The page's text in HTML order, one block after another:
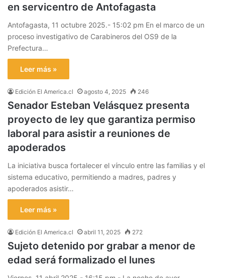
en servicentro de Antofagasta
Antofagasta, 11 octubre 2025.- 15:02 pm En el marco de un
proceso investigativo de Carabineros del OS9 de la
Prefectura…
Leer más »
Edición El America.cl agosto 4, 2025 246
Senador Esteban Velásquez presenta
proyecto de ley que garantiza permiso
laboral para asistir a reuniones de
apoderados
La iniciativa busca fortalecer el vínculo entre las familias y el
sistema educativo, permitiendo a madres, padres y
apoderados asistir…
Leer más »
Edición El America.cl abril 11, 2025 272
Sujeto detenido por grabar a menor de
edad será formalizado el lunes